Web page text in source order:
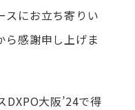
スにお立ち寄りい
ら感謝申し上げま
大阪’24で得